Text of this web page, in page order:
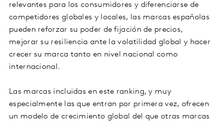
relevantes para los consumidores y diferenciarse de
competidores globales y locales, las marcas españolas
pueden reforzar su poder de fijación de precios,
mejorar su resiliencia ante la volatilidad global y hacer
crecer su marca tanto en nivel nacional como
internacional.
Las marcas incluidas en este ranking, y muy
especialmente las que entran por primera vez, ofrecen
un modelo de crecimiento global del que otras marcas